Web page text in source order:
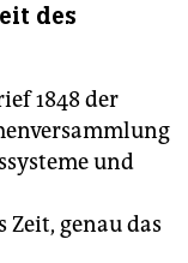
des
1848 der
und
genau das